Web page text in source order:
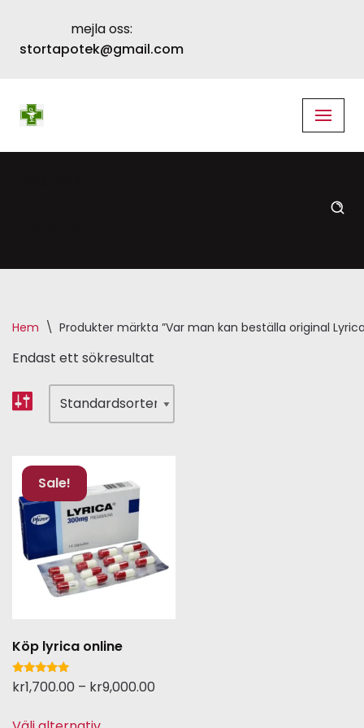
Skip
mejla oss:
stortapotek@gmail.com
Hem \ Produkter märkta ”Var man kan beställa original
Endast ett sökresultat
Sale!
Köp lyrica online
Betygsatt
5.00
kr1,700.00 – kr9,000.00